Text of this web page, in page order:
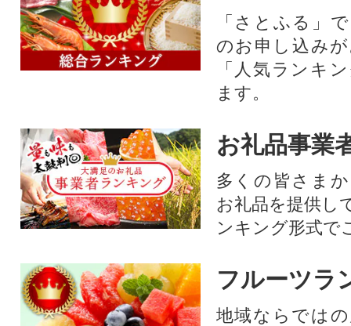
「さとふる」
のお申し込み
「人気ランキ
ます。
お礼品事業
多くの皆さま
お礼品を提供し
ンキング形式で
フルーツラ
地域ならでは